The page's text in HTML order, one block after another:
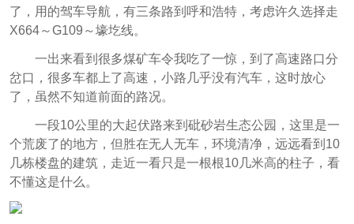
了，用的驾车导航，有三条路到呼和浩特，考虑许久选择走
X664～G109～壕圪线。
一出来看到很多煤矿车令我吃了一惊，到了高速路口分
岔口，很多车都上了高速，小路几乎没有汽车，这时放心
了，虽然不知道前面的路况。
一段10公里的大起伏路来到砒砂岩生态公园，这里是一
个荒废了的地方，但胜在无人无车，环境清净，远远看到10
几栋楼盘的建筑，走近一看只是一根根10几米高的柱子，看
不懂这是什么。